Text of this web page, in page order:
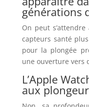
générations
On peut
capteurs santé
pour la plongée
une ouverture vers
L’Apple
aux